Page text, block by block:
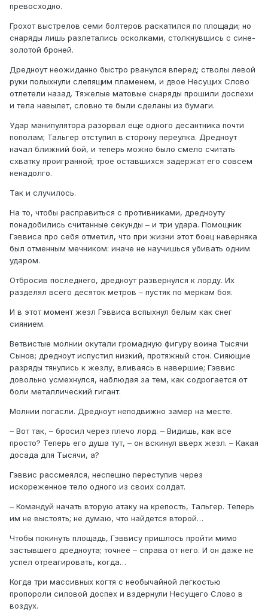
превосходно.
Грохот выстрелов семи болтеров раскатился по площади; но
снаряды лишь разлетались осколками, столкнувшись с сине-
золотой броней.
Дредноут неожиданно быстро рванулся вперед; стволы левой
руки полыхнули слепящим пламенем, и двое Несущих Слово
отлетели назад. Тяжелые матовые снаряды прошили доспехи
и тела навылет, словно те были сделаны из бумаги.
Удар манипулятора разорвал еще одного десантника почти
пополам; Тальгер отступил в сторону переулка. Дредноут
начал ближний бой, и теперь можно было смело считать
схватку проигранной; трое оставшихся задержат его совсем
ненадолго.
Так и случилось.
На то, чтобы расправиться с противниками, дредноуту
понадобились считанные секунды – и три удара. Помощник
Гэввиса про себя отметил, что при жизни этот боец наверняка
был отменным мечником: иначе не научишься убивать одним
ударом.
Отбросив последнего, дредноут развернулся к лорду. Их
разделял всего десяток метров – пустяк по меркам боя.
И в этот момент жезл Гэввиса вспыхнул белым как снег
сиянием.
Ветвистые молнии окутали громадную фигуру воина Тысячи
Сынов; дредноут испустил низкий, протяжный стон. Сияющие
разряды тянулись к жезлу, вливаясь в навершие; Гэввис
довольно усмехнулся, наблюдая за тем, как содрогается от
боли металлический гигант.
Молнии погасли. Дредноут неподвижно замер на месте.
– Вот так, – бросил через плечо лорд. – Видишь, как все
просто? Теперь его душа тут, – он вскинул вверх жезл. – Какая
досада для Тысячи, а?
Гэввис рассмеялся, неспешно переступив через
искореженное тело одного из своих солдат.
– Командуй начать вторую атаку на крепость, Тальгер. Теперь
им не выстоять; не думаю, что найдется второй…
Чтобы покинуть площадь, Гэввису пришлось пройти мимо
застывшего дредноута; точнее – справа от него. И он даже не
успел отреагировать, когда…
Когда три массивных когтя с необычайной легкостью
пропороли силовой доспех и вздернули Несущего Слово в
воздух.